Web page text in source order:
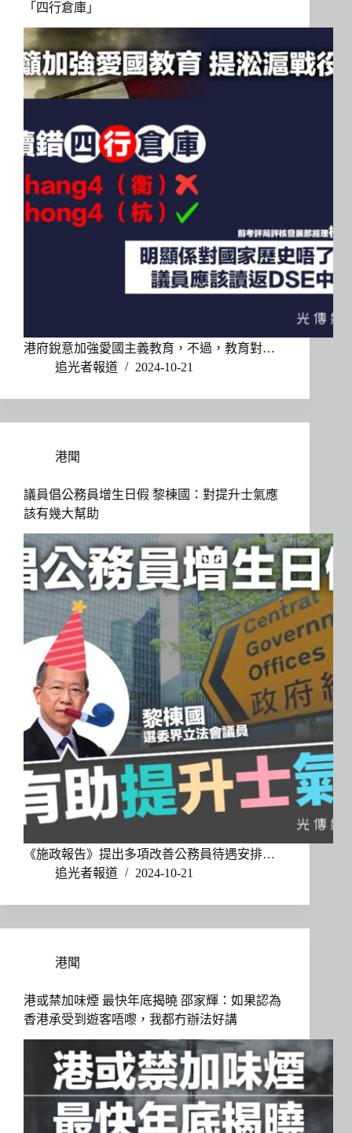
「四行倉庫」
港府銳意加強愛國主義教育，不過，教育對…
追光者報道
2024-10-21
港聞
議員倡公務員增生日假 黎棟國：對提升士氣應
該有幾大幫助
《施政報告》提出多項改善公務員待遇安排…
追光者報道
2024-10-21
港聞
港或禁加味煙 最快年底揭曉 邵家輝：如果認為
香港承受到遊客唔嚟，我都冇辦法好講